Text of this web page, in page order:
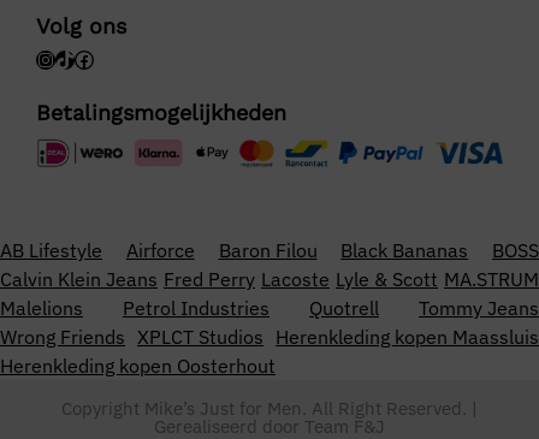
Volg ons
Betalingsmogelijkheden
AB Lifestyle Airforce Baron Filou Black Bananas
BOSS
Calvin Klein Jeans Fred Perry Lacoste Lyle & Scott MA.STRUM
Malelions
Petrol Industries Quotrell
Tommy Jeans
Wrong Friends XPLCT Studios Herenkleding kopen Maassluis
Herenkleding kopen Oosterhout
Copyright Mike’s Just for Men. All Right Reserved. |
Gerealiseerd door Team F&J